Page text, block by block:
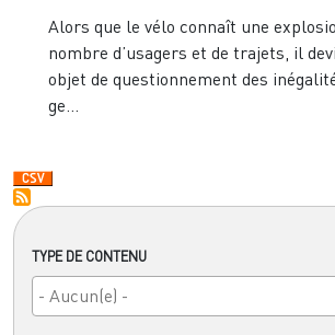
TYPE DE CONTENU
Alors que le vélo connaît une
nombre d’usagers et de trajets, il
objet de questionnement des
ge...